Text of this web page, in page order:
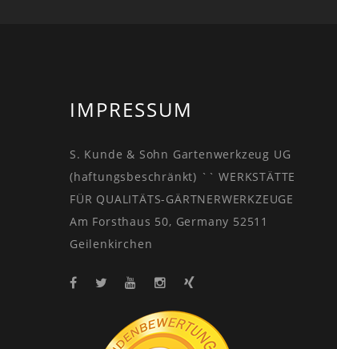
IMPRESSUM
S. Kunde & Sohn Gartenwerkzeug UG
(haftungsbeschränkt) `` WERKSTÄTTE
FÜR QUALITÄTS-GÄRTNERWERKZEUGE
Am Forsthaus 50, Germany 52511
Geilenkirchen